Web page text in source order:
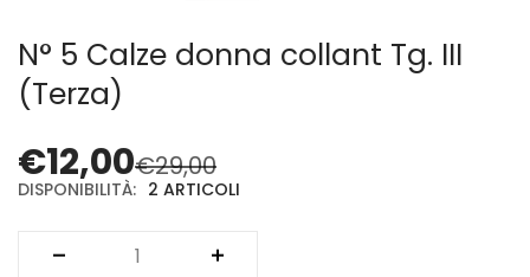
Filati (32)
filati cucirini e affini (9)
Fodere (5)
LANA (27)
Minuterie (58)
Pizzi (11)
N° 5 Calze donna collant Tg. III
(Terza)
€12,00€29,00
DISPONIBILITÀ: 2 ARTICOLI